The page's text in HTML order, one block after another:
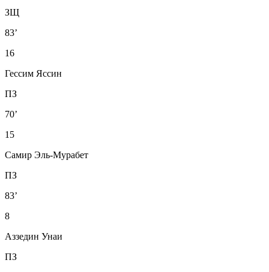
ЗЩ
83’
16
Гессим Яссин
ПЗ
70’
15
Самир Эль-Мурабет
ПЗ
83’
8
Аззедин Унаи
ПЗ